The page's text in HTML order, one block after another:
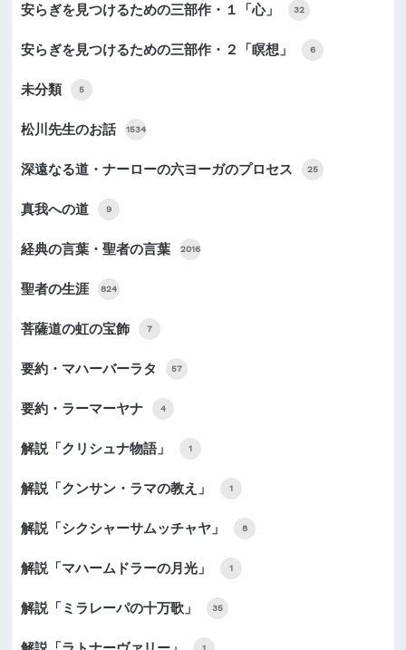
安らぎを見つけるための三部作・１「心」 32
安らぎを見つけるための三部作・２「瞑想」 6
未分類 5
松川先生のお話 1534
深遠なる道・ナーローの六ヨーガのプロセス 25
真我への道 9
経典の言葉・聖者の言葉 2016
聖者の生涯 824
菩薩道の虹の宝飾 7
要約・マハーバーラタ 57
要約・ラーマーヤナ 4
解説「クリシュナ物語」 1
解説「クンサン・ラマの教え」 1
解説「シクシャーサムッチャヤ」 8
解説「マハームドラーの月光」 1
解説「ミラレーパの十万歌」 35
1